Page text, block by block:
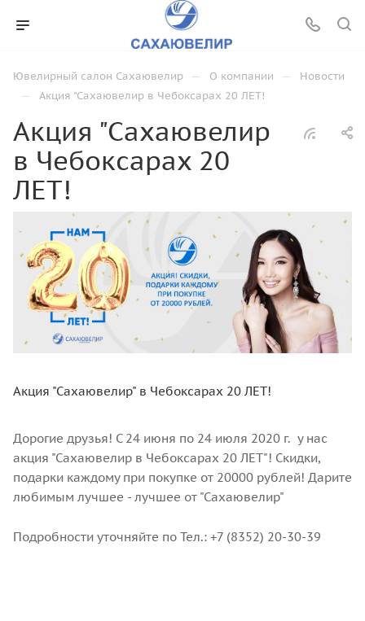
Ювелирный салон Сахаювелир — О компании — Новости
— Акция "Сахаювелир в Чебоксарах 20 ЛЕТ!
Акция "Сахаювелир
в Чебоксарах 20
ЛЕТ!
Акция "Сахаювелир" в Чебоксарах 20 ЛЕТ!
Дорогие друзья! С 24 июня по 24 июля 2020 г. у нас
акция "Сахаювелир в Чебоксарах 20 ЛЕТ"! Скидки,
подарки каждому при покупке от 20000 рублей! Дарите
любимым лучшее - лучшее от "Сахаювелир"
Подробности уточняйте по Тел.: +7 (8352) 20-30-39